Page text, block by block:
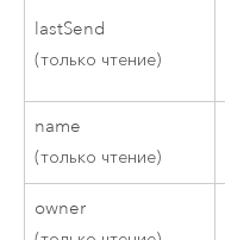
lastSend
(только чтение)
name
(только чтение)
owner